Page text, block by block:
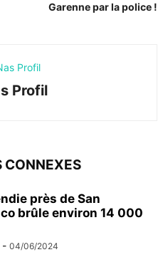
Garenne par la police !
Profil
CONNEXES
près de San
brûle environ 14 000
- 04/06/2024